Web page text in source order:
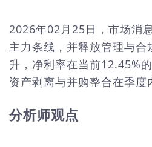
2026年02月25日，市场消
主力条线，并释放管理与
升，净利率在当前12.45%
资产剥离与并购整合在季度
分析师观点